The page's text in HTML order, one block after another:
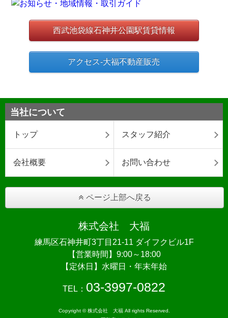
西武池袋線石神井公園駅賃貸情報
アクセス-大福不動産販売
当社について
トップ スタッフ紹介
会社概要 お問い合わせ
ページ上部へ戻る
株式会社 大福
練馬区石神井町3丁目21-11 ダイフクビル1F
【営業時間】9:00～18:00
【定休日】水曜日・年末年始
TEL： 03-3997-0822
Copyright © 株式会社 大福 All rights Reserved.